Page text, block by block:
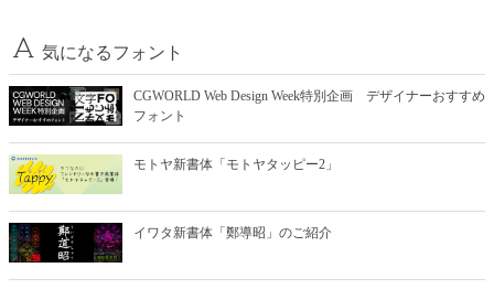
気になるフォント
CGWORLD Web Design Week特別企画 デザイナーおすすめ
フォント
モトヤ新書体「モトヤタッピー2」
イワタ新書体「鄭導昭」のご紹介